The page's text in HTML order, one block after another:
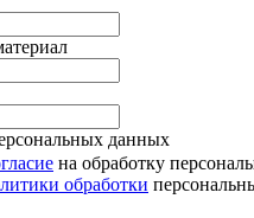
данных
на обработку
обработки